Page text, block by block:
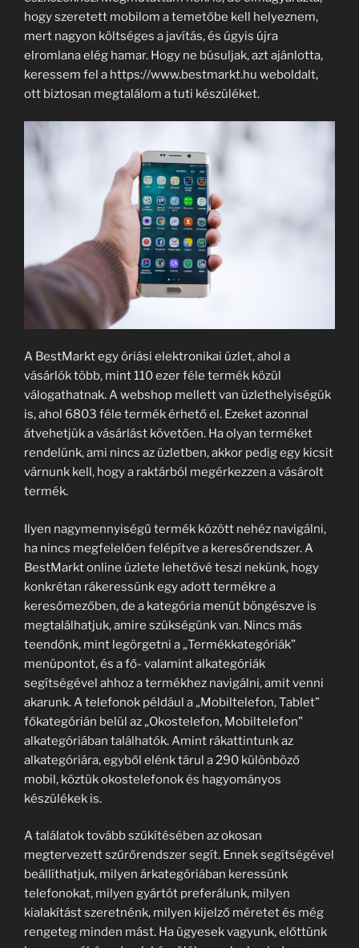
hogy szeretett mobilom a temetőbe kell helyeznem,
mert nagyon költséges a javítás, és úgyis újra
elromlana elég hamar. Hogy ne búsuljak, azt ajánlotta,
keressem fel a https://www.bestmarkt.hu weboldalt,
ott biztosan megtalálom a tuti készüléket.
A BestMarkt egy óriási elektronikai üzlet, ahol a
vásárlók több, mint 110 ezer féle termék közül
válogathatnak. A webshop mellett van üzlethelyiségük
is, ahol 6803 féle termék érhető el. Ezeket azonnal
átvehetjük a vásárlást követően. Ha olyan terméket
rendelünk, ami nincs az üzletben, akkor pedig egy kicsit
várnunk kell, hogy a raktárból megérkezzen a vásárolt
termék.
Ilyen nagymennyiségű termék között nehéz navigálni,
ha nincs megfelelően felépítve a keresőrendszer. A
BestMarkt online üzlete lehetővé teszi nekünk, hogy
konkrétan rákeressünk egy adott termékre a
keresőmezőben, de a kategória menüt böngészve is
megtalálhatjuk, amire szükségünk van. Nincs más
teendőnk, mint legörgetni a „Termékkategóriák”
menüpontot, és a fő- valamint alkategóriák
segítségével ahhoz a termékhez navigálni, amit venni
akarunk. A telefonok például a „Mobiltelefon, Tablet”
főkategórián belül az „Okostelefon, Mobiltelefon”
alkategóriában találhatók. Amint rákattintunk az
alkategóriára, egyből elénk tárul a 290 különböző
mobil, köztük okostelefonok és hagyományos
készülékek is.
A találatok tovább szűkítésében az okosan
megtervezett szűrőrendszer segít. Ennek segítségével
beállíthatjuk, milyen árkategóriában keressünk
telefonokat, milyen gyártót preferálunk, milyen
kialakítást szeretnénk, milyen kijelző méretet és még
rengeteg minden mást. Ha ügyesek vagyunk, előttünk